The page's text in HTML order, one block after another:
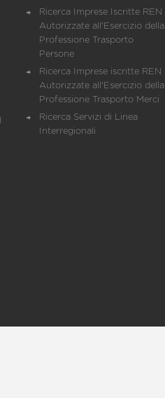
Ricerca Imprese Iscritte REN
Autorizzate all'Esercizio della
Professione Trasporto
Persone
Ricerca Imprese iscritte REN
Autorizzate all'Esercizio della
Professione Trasporto Merci
Ricerca Servizi di Linea
Interregionali